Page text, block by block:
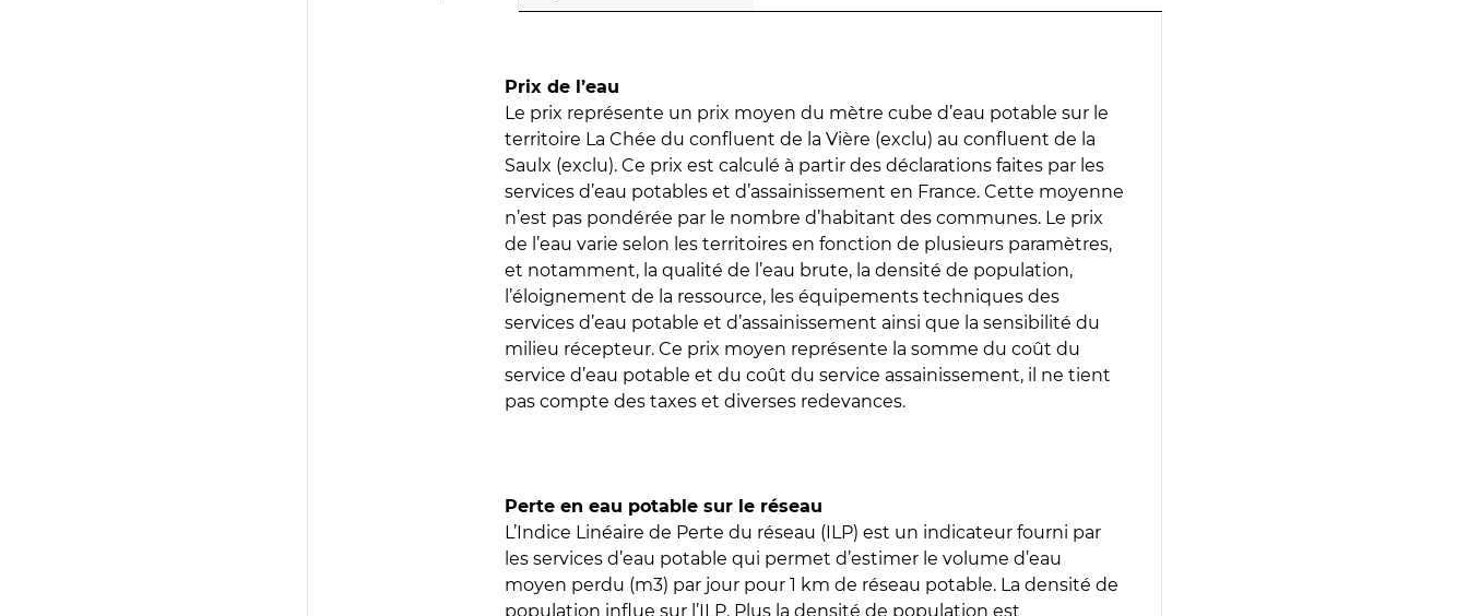
Prix de l’eau
Le prix représente un prix moyen du mètre cube d’eau potable sur le
territoire La Chée du confluent de la Vière (exclu) au confluent de la
Saulx (exclu). Ce prix est calculé à partir des déclarations faites par les
services d’eau potables et d’assainissement en France. Cette moyenne
n’est pas pondérée par le nombre d’habitant des communes. Le prix
de l’eau varie selon les territoires en fonction de plusieurs paramètres,
et notamment, la qualité de l’eau brute, la densité de population,
l’éloignement de la ressource, les équipements techniques des
services d’eau potable et d’assainissement ainsi que la sensibilité du
milieu récepteur. Ce prix moyen représente la somme du coût du
service d’eau potable et du coût du service assainissement, il ne tient
pas compte des taxes et diverses redevances.
Perte en eau potable sur le réseau
L’Indice Linéaire de Perte du réseau (ILP) est un indicateur fourni par
les services d’eau potable qui permet d’estimer le volume d’eau
moyen perdu (m3) par jour pour 1 km de réseau potable. La densité de
population influe sur l’ILP. Plus la densité de population est